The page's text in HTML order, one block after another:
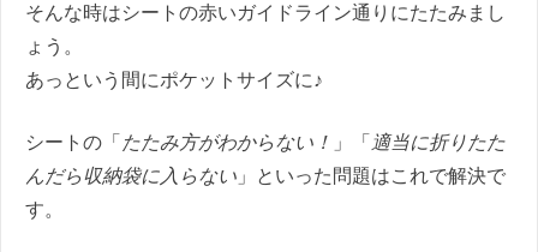
そんな時はシートの赤いガイドライン通りにたたみまし
ょう。
あっという間にポケットサイズに♪
シートの「 たたみ方がわからない！ 」「 適当に折りたた
んだら収納袋に入らない 」といった問題はこれで解決で
す。